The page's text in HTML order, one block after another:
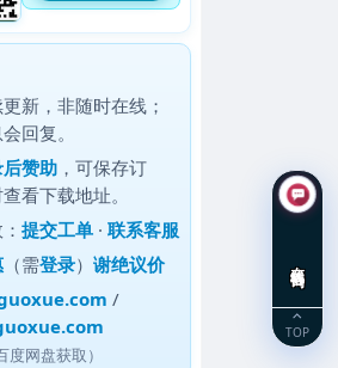
新，非随时在线；
回复。
赞助 ，可保存订
看下载地址。
：提交工单 ·联系客服
（需登录）谢绝议价
/
度网盘获取）
TOP